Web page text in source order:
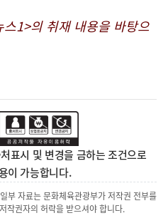
1>의 취재 내용을 바탕으
표시 및 변경을 금하는 조건으로
이 가능합니다.
부 자료는 문화체육관광부가 저작권 전부를
작권자의 허락을 받으셔야 합니다.